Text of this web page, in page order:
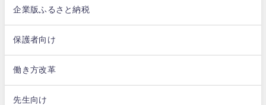
企業版ふるさと納税
保護者向け
働き方改革
先生向け